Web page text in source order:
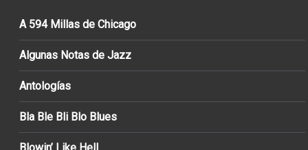
A 594 Millas de Chicago
Algunas Notas de Jazz
Antologías
Bla Ble Bli Blo Blues